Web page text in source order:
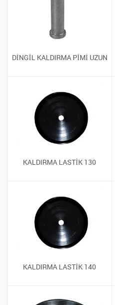
DİNGİL KALDIRMA PİMİ UZUN
KALDIRMA LASTİK 130
KALDIRMA LASTİK 140